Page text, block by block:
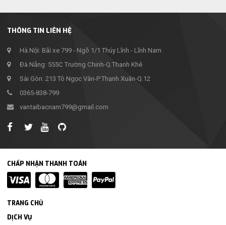
THÔNG TIN LIÊN HỆ
Hà Nội: Bãi xe 799 - Ngõ 1/1 Thúy Lĩnh - Lĩnh Nam
Đà Nẵng: 555C Trường Chinh-Q.Thanh Khê
Sài Gòn: 213 Tô Ngọc Vân-P.Thạnh Xuân-Q.12
0365-838-799
vantaibacnam799@gmail.com
CHẤP NHẬN THANH TOÁN
TRANG CHỦ
DỊCH VỤ